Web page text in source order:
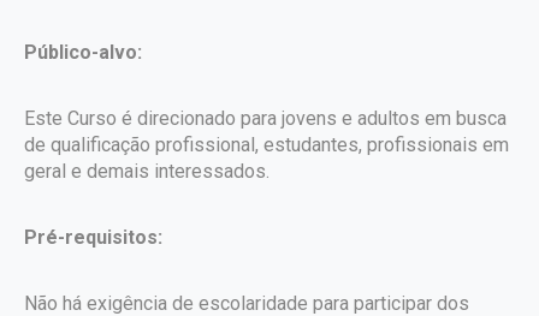
Público-alvo:
Este Curso é direcionado para jovens e adultos em busca
de qualificação profissional, estudantes, profissionais em
geral e demais interessados.
Pré-requisitos:
Não há exigência de escolaridade para participar dos